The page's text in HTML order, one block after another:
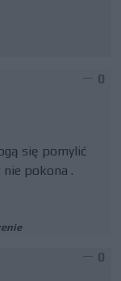
0
się pomylić
pokona .
0